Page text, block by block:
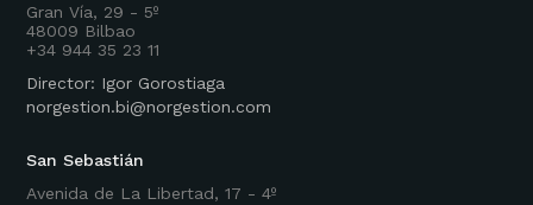
Gran Vía, 29 - 5º
48009 Bilbao
+34 944 35 23 11
Director: Igor Gorostiaga
norgestion.bi@norgestion.com
San Sebastián
Avenida de La Libertad, 17 - 4º